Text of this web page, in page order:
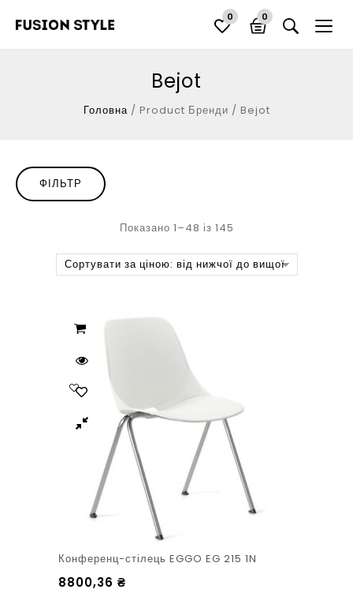
0 0
Bejot
Головна/ Product Бренди / Bejot
Показано 1–48 із 145
Сортувати за ціною: від нижчої до вищої
Конференц-стілець EGGO EG 215 1N
8800,36 ₴
ФІЛЬТР